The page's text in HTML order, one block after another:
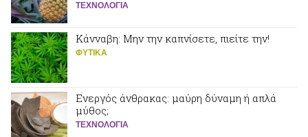
ΤΕΧΝΟΛΟΓΙΑ
Κάνναβη: Μην την καπνίσετε, πιείτε την!
ΦΥΤΙΚA
Ενεργός άνθρακας: μαύρη δύναμη ή απλά
μύθος;
ΤΕΧΝΟΛΟΓΙΑ